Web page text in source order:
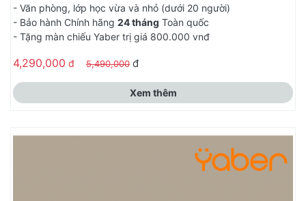
- Văn phòng, lớp học vừa và nhỏ (dưới 20 người)
- Bảo hành Chính hãng 24 tháng Toàn quốc
- Tặng màn chiếu Yaber trị giá 800.000 vnđ
4,290,000 đ 5,490,000 đ
Xem thêm